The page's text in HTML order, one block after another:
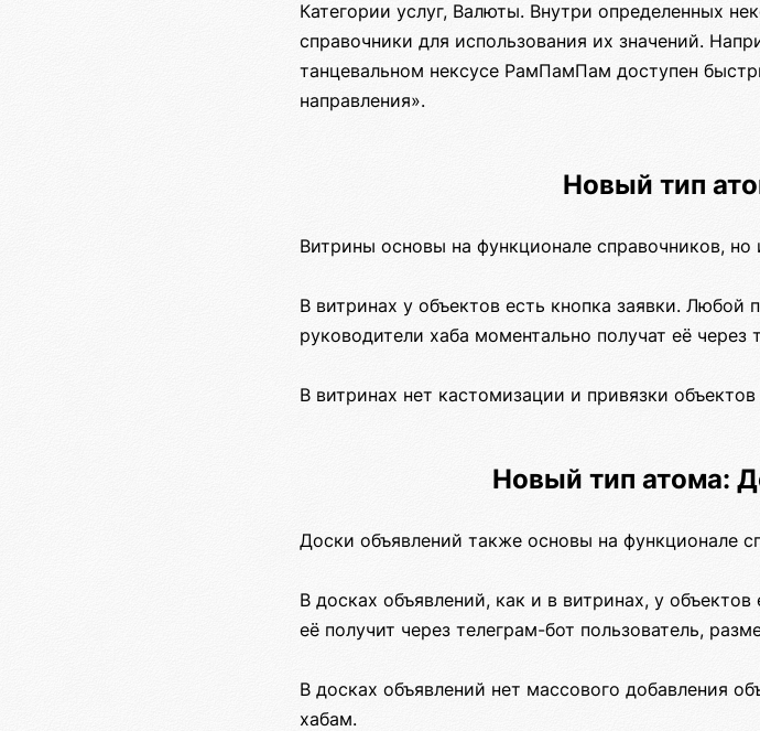
Категории услуг, Валюты. Внутри определенных
справочники для использования их значений.
танцевальном нексусе РамПамПам доступен
направления».
Новый тип
Витрины основы на функционале справочников,
В витринах у объектов есть кнопка заявки. Любой
руководители хаба моментально получат её через
В витринах нет кастомизации и привязки
Новый тип атома:
Доски объявлений также основы на функционале
В досках объявлений, как и в витринах, у
её получит через телеграм-бот пользователь,
В досках объявлений нет массового добавления
хабам.